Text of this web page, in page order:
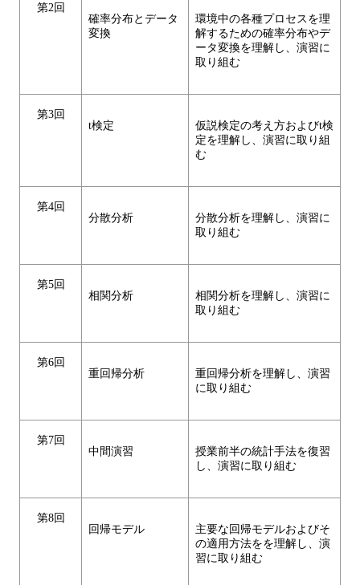
第2回
確率分布とデータ
変換
環境中の各種プロセスを理
解するための確率分布やデ
ータ変換を理解し、演習に
取り組む
第3回
t検定
仮説検定の考え方およびt検
定を理解し、演習に取り組
む
第4回
分散分析
分散分析を理解し、演習に
取り組む
第5回
相関分析
相関分析を理解し、演習に
取り組む
第6回
重回帰分析
重回帰分析を理解し、演習
に取り組む
第7回
中間演習
授業前半の統計手法を復習
し、演習に取り組む
第8回
回帰モデル
主要な回帰モデルおよびそ
の適用方法をを理解し、演
習に取り組む